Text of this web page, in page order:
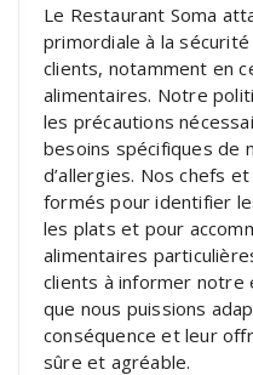
Le Restaurant Soma
primordiale à la
clients, notamment en
alimentaires. Notre
les précautions
besoins spécifiques de
d’allergies. Nos chefs
formés pour identifier
les plats et pour
alimentaires
clients à informer notre
que nous puissions
conséquence et leur
sûre et agréable.